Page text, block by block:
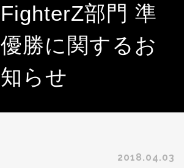
FighterZ部門 準
優勝に関するお
知らせ
2018.04.03